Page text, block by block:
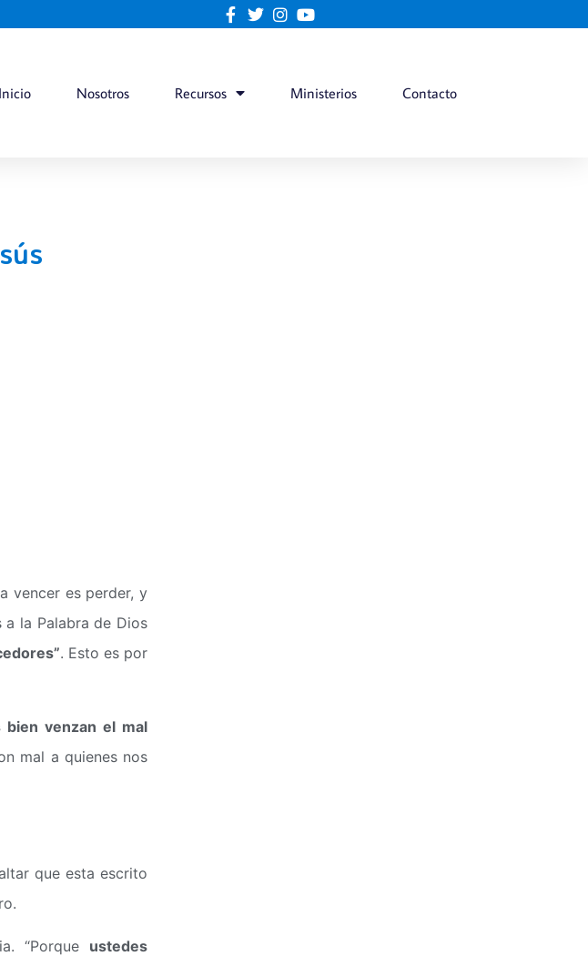
Inicio Nosotros Recursos Ministerios Contacto
vencer es perder, y
la Palabra de Dios
. Esto es por
bien venzan el mal
mal a quienes nos
que esta escrito
“Porque ustedes